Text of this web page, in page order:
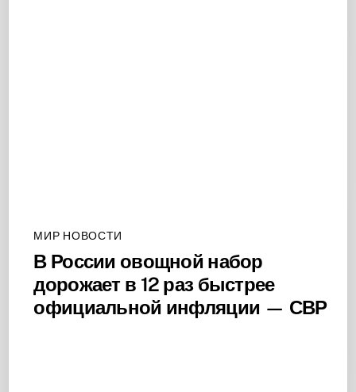
МИР НОВОСТИ
В России овощной набор
дорожает в 12 раз быстрее
официальной инфляции — СВР